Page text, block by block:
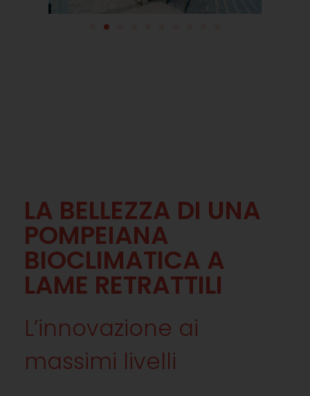
LA BELLEZZA DI UNA
POMPEIANA
BIOCLIMATICA A
LAME RETRATTILI
L’innovazione ai
massimi livelli